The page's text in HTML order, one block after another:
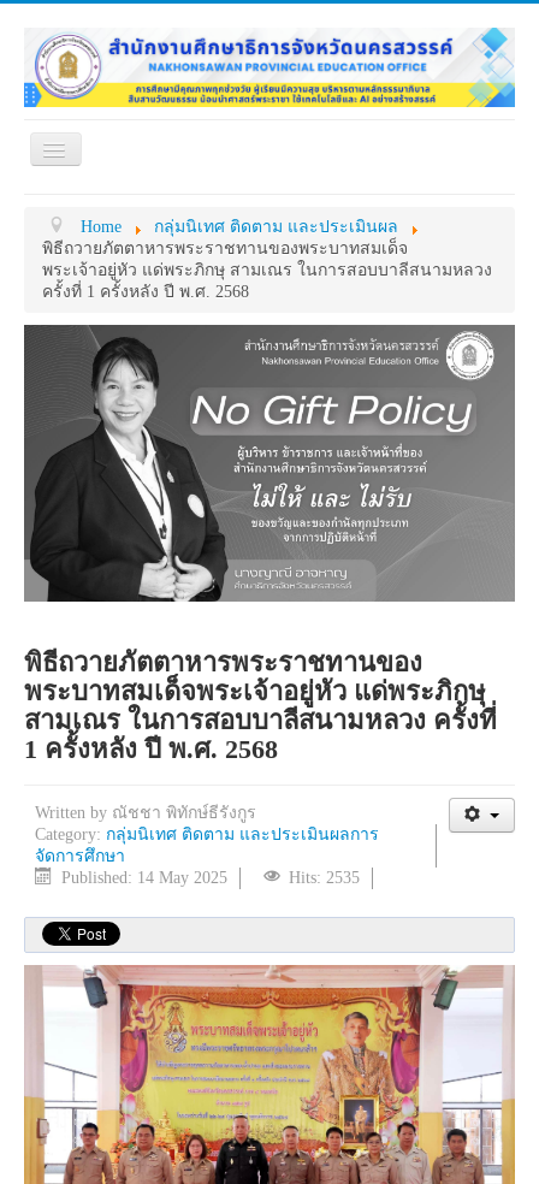
Toggle
หน่วยงานภายใน
MY OFFICE
ดาวน์โหลด
กระดาน ถาม-ตอบ
ข้อมูลการติดต่อ
Home
กลุ่มนิเทศ ติดตาม และประเมินผล
พิธีถวายภัตตาหารพระราชทานของพระบาทสมเด็จ
พระเจ้าอยู่หัว แด่พระภิกษุ สามเณร ในการสอบบาลีสนามหลวง
ครั้งที่ 1 ครั้งหลัง ปี พ.ศ. 2568
พิธีถวายภัตตาหารพระราชทานของ
พระบาทสมเด็จพระเจ้าอยู่หัว แด่พระภิกษุ
สามเณร ในการสอบบาลีสนามหลวง ครั้งที่
1 ครั้งหลัง ปี พ.ศ. 2568
Written by ณัชชา พิทักษ์ธีรังกูร
Category: กลุ่มนิเทศ ติดตาม และประเมินผลการ
จัดการศึกษา
Published: 14 May 2025
Hits: 2535